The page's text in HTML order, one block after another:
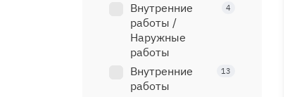
Внутренние
работы /
Наружные
работы
4
Внутренние
работы
13